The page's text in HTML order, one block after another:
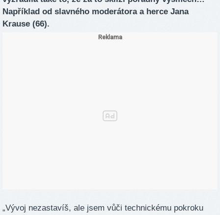
Například od slavného moderátora a herce Jana
Krause (66).
„Vývoj nezastavíš, ale jsem vůči technickému pokroku